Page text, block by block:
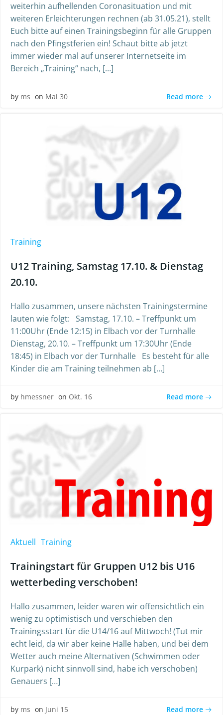
weiterhin aufhellenden Coronasituation und mit
weiteren Erleichterungen rechnen (ab 31.05.21), stellt
Euch bitte auf einen Trainingsbeginn für alle Gruppen
nach den Pfingstferien ein! Schaut bitte ab jetzt
immer wieder mal auf unserer Internetseite im
Bereich „Training“ nach, […]
by ms on Mai 30 Read more
Training
U12 Training, Samstag 17.10. & Dienstag
20.10.
Hallo zusammen, unsere nächsten Trainingstermine
lauten wie folgt: Samstag, 17.10. – Treffpunkt um
11:00Uhr (Ende 12:15) in Elbach vor der Turnhalle
Dienstag, 20.10. – Treffpunkt um 17:30Uhr (Ende
18:45) in Elbach vor der Turnhalle Es besteht für alle
Kinder die am Training teilnehmen ab […]
by hmessner on Okt. 16 Read more
Aktuell Training
Trainingstart für Gruppen U12 bis U16
wetterbeding verschoben!
Hallo zusammen, leider waren wir offensichtlich ein
wenig zu optimistisch und verschieben den
Trainingsstart für die U14/16 auf Mittwoch! (Tut mir
echt leid, da wir aber keine Halle haben, und bei dem
Wetter auch meine Alternativen (Schwimmen oder
Kurpark) nicht sinnvoll sind, habe ich verschoben)
Genauers […]
by ms on Juni 15 Read more